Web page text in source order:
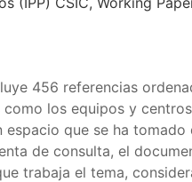
456 referencias
los equipos y
que se ha
de consulta, el
trabaja el tema,